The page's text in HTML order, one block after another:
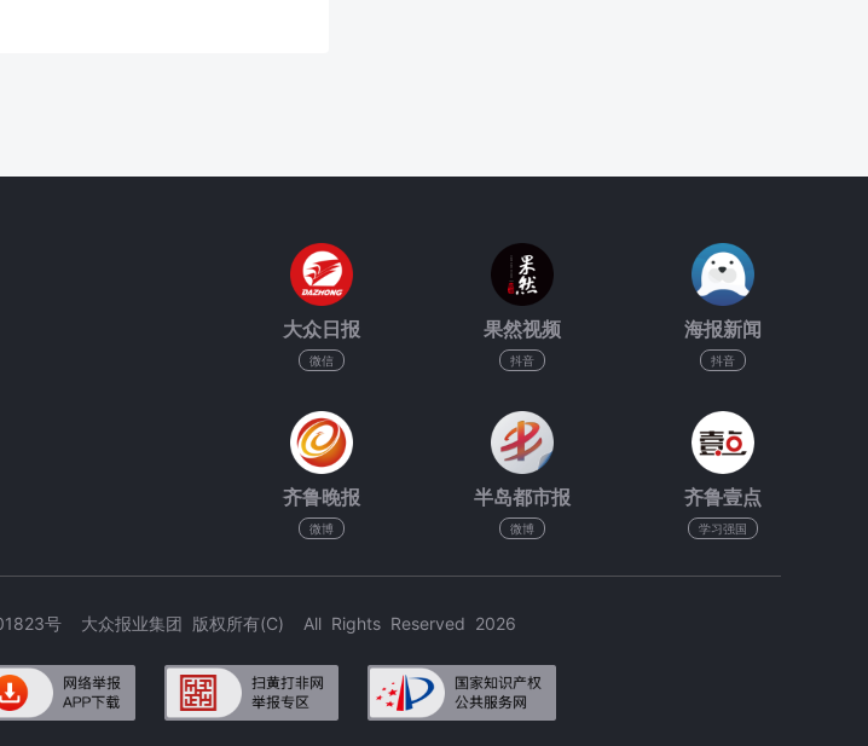
大众日报
微信
果然视频
抖音
海报新闻
抖音
齐鲁晚报
微博
半岛都市报
微博
齐鲁壹点
学习强国
号 大众报业集团 版权所有(C) All Rights Reserved 2026